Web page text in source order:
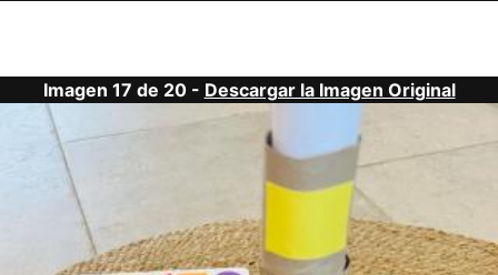
Imagen 17 de 20 - Descargar la Imagen Original